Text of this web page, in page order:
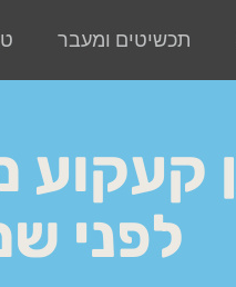
תכשיטים ומעבר
לפני